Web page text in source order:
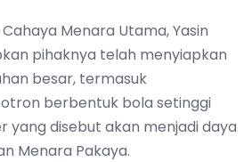
Menara Utama, Yasin
pihaknya telah menyiapkan
besar, termasuk
berbentuk bola setinggi
yang disebut akan menjadi daya
Menara Pakaya.